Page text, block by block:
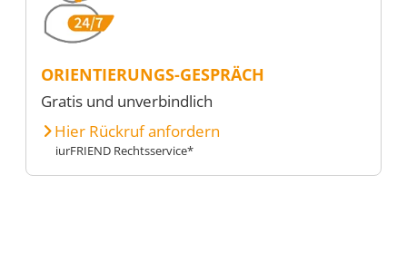
ORIENTIERUNGS-GESPRÄCH
Gratis und unverbindlich
Hier Rückruf anfordern
iurFRIEND Rechtsservice*